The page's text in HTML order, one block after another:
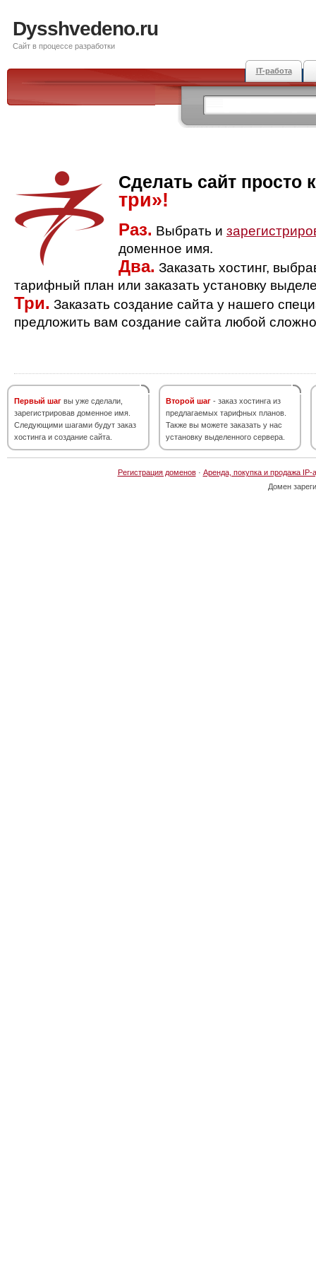
Dysshvedeno.ru
Сайт в процессе разработки
IT-работа
Сделать сайт просто
три»!
Раз. Выбрать и
доменное имя.
Два. Заказать хостинг,
тарифный план или заказать установку
Три. Заказать создание сайта у нашего
предложить вам создание сайта любой
Первый шаг вы уже сделали,
зарегистрировав доменное имя.
Следующими шагами будут заказ
хостинга и создание сайта.
Второй шаг - заказ хостинга из
предлагаемых тарифных планов.
Также вы можете заказать у нас
установку выделенного сервера.
Регистрация доменов· Аренда, покупка и продажа IP-
Домен